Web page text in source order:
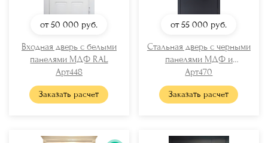
от 50 000 руб.
Входная дверь с белыми
панелями МДФ RAL
Арт448
Заказать расчет
от 55 000 руб.
Стальная дверь с черными
панелями МДФ и
отбойником
Арт470
Заказать расчет